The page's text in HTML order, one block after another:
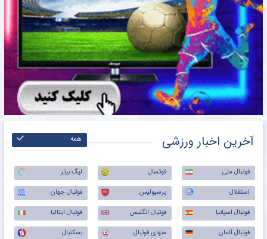
آخرین اخبار ورزشی همه
فوتبال ملی فوتسال
لیگ برتر
استقلال
پرسپولیس
فوتبال جهان
فوتبال اسپانیا
فوتبال انگلیس
فوتبال ایتالیا
فوتبال آلمان
منهای فوتبال
بسکتبال